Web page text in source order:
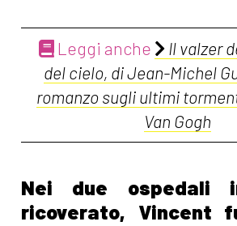
Leggi anche
Il valzer
del cielo, di Jean-Michel
romanzo sugli ultimi
Van Gogh
Nei due ospedali
ricoverato, Vincent